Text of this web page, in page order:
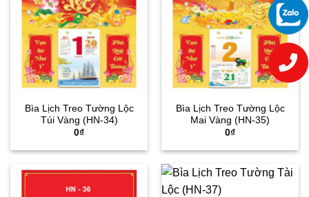
Bìa Lịch Treo Tường Lộc
Túi Vàng (HN-34)
0₫
Bìa Lịch Treo Tường Lộc
Mai Vàng (HN-35)
0₫